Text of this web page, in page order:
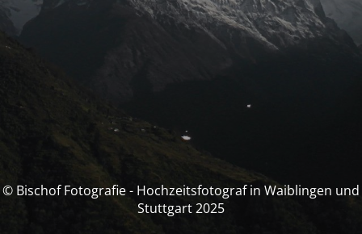
© Bischof Fotografie - Hochzeitsfotograf in Waiblingen und
Stuttgart 2025